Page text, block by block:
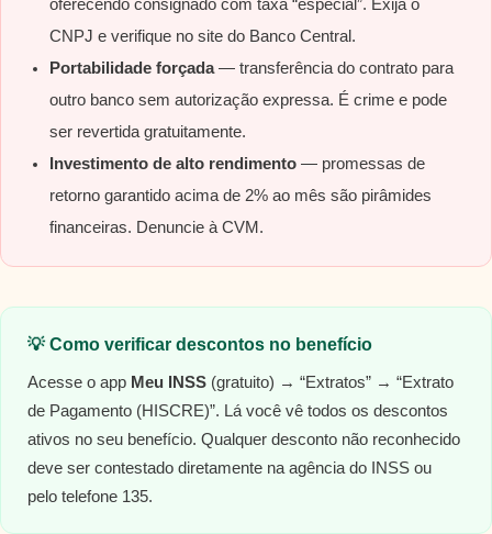
oferecendo consignado com taxa “especial”. Exija o
CNPJ e verifique no site do Banco Central.
Portabilidade forçada— transferência do contrato para
outro banco sem autorização expressa. É crime e pode
ser revertida gratuitamente.
Investimento de alto rendimento — promessas de
retorno garantido acima de 2% ao mês são pirâmides
financeiras. Denuncie à CVM.
💡 Como verificar descontos no benefício
Acesse o app Meu INSS (gratuito) → “Extratos” → “Extrato
de Pagamento (HISCRE)”. Lá você vê todos os descontos
ativos no seu benefício. Qualquer desconto não reconhecido
deve ser contestado diretamente na agência do INSS ou
pelo telefone 135.